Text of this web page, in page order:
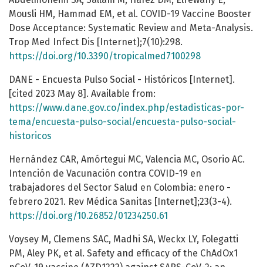
Mousli HM, Hammad EM, et al. COVID-19 Vaccine Booster
Dose Acceptance: Systematic Review and Meta-Analysis.
Trop Med Infect Dis [Internet];7(10):298.
https://doi.org/10.3390/tropicalmed7100298
DANE - Encuesta Pulso Social - Históricos [Internet].
[cited 2023 May 8]. Available from:
https://www.dane.gov.co/index.php/estadisticas-por-
tema/encuesta-pulso-social/encuesta-pulso-social-
historicos
Hernández CAR, Amórtegui MC, Valencia MC, Osorio AC.
Intención de Vacunación contra COVID-19 en
trabajadores del Sector Salud en Colombia: enero -
febrero 2021. Rev Médica Sanitas [Internet];23(3-4).
https://doi.org/10.26852/01234250.61
Voysey M, Clemens SAC, Madhi SA, Weckx LY, Folegatti
PM, Aley PK, et al. Safety and efficacy of the ChAdOx1